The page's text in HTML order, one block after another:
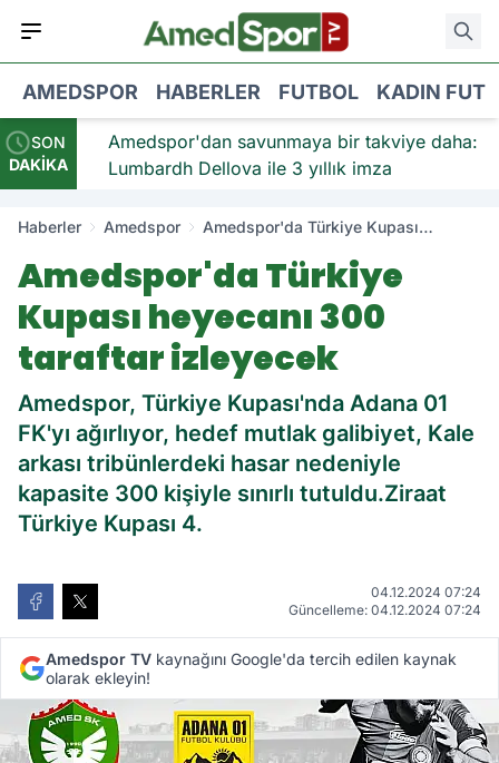
AMEDSPOR HABERLER FUTBOL KADIN
SON
DAKİKA
Amedspor'dan savunmaya bir takviye daha:
Lumbardh Dellova ile 3 yıllık imza
Haberler Amedspor
Amedspor'da Türkiye Kupası
Amedspor'da Türkiye
Kupası heyecanı 300
taraftar izleyecek
Amedspor, Türkiye Kupası'nda Adana 01
FK'yı ağırlıyor, hedef mutlak galibiyet, Kale
arkası tribünlerdeki hasar nedeniyle
kapasite 300 kişiyle sınırlı tutuldu.Ziraat
Türkiye Kupası 4.
04.12.2024 07:24
Güncelleme: 04.12.2024 07:24
Amedspor TV kaynağını Google'da tercih edilen kaynak
olarak ekleyin!